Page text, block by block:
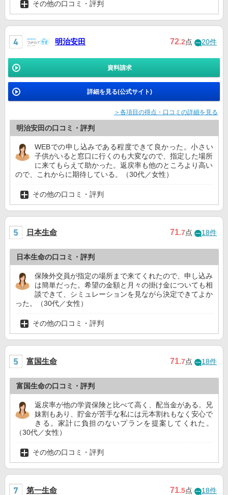
その他の口コミ・評判
明治安田 72.2点 20件
資料請求
詳細を見る(公式サイト)
＞各項目の得点・口コミの詳細を見る
明治安田の口コミ・評判
WEBでの申し込みである程度できて良かった。小さい
子供がいると窓口に行くのも大変なので、指定した場所
に来てもらえて助かった。返戻率も他のところより高い
ので、これからに期待している。（30代／女性）
その他の口コミ・評判
日本生命 71.7点 18件
日本生命の口コミ・評判
保険外交員が指定の場所まで来てくれたので、申し込み
は簡単だった。希望の金額と月々の掛け金についても相
談できて、シミュレーションを見ながら決定できてよか
った。（30代／女性）
その他の口コミ・評判
富国生命 71.7点 18件
富国生命の口コミ・評判
返戻率が他の学資保険と比べて高く、配当金がある。兄
妹割もあり、貯金が苦手な私には元本割れもなく安心で
きる。家計に負担のないプランを提案してくれた。
（30代／女性）
その他の口コミ・評判
第一生命 71.5点 18件